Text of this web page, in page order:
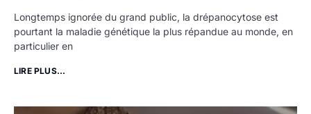
Longtemps ignorée du grand public, la drépanocytose est
pourtant la maladie génétique la plus répandue au monde, en
particulier en
LIRE PLUS...